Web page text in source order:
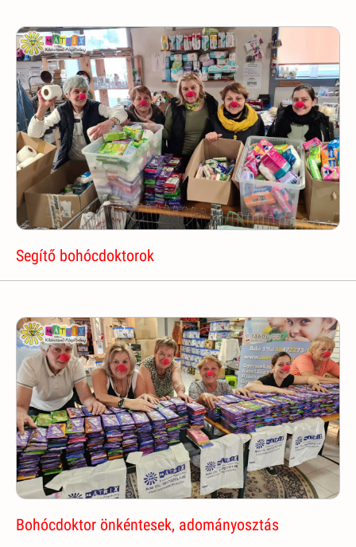
Segítő bohócdoktorok
Bohócdoktor önkéntesek, adományosztás